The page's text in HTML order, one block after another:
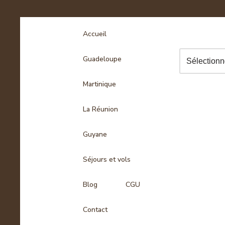
Accueil
Guadeloupe
Martinique
La Réunion
Guyane
Séjours et vols
Blog CGU
Contact